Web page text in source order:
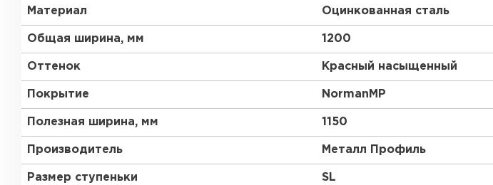
Материал Оцинкованная сталь
Общая ширина, мм 1200
Оттенок Красный насыщенный
Покрытие NormanMP
Полезная ширина, мм 1150
Производитель Металл Профиль
Размер ступеньки SL